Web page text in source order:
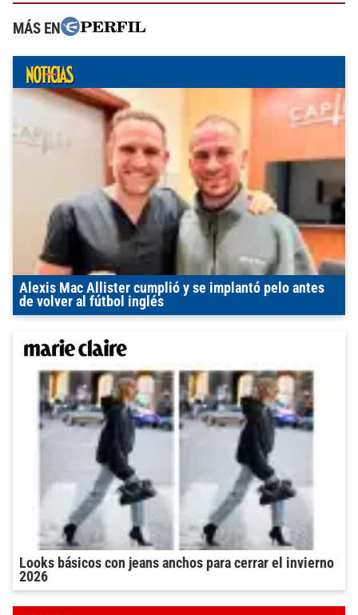
MÁS EN
Alexis Mac Allister cumplió y se implantó pelo antes
de volver al fútbol inglés
Looks básicos con jeans anchos para cerrar el invierno
2026